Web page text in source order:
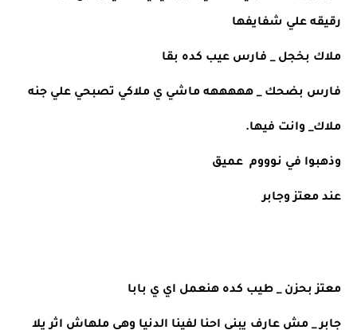
رقيقه علي شفايفها
ملاك بخجل _ فارس عيب كده بقا
فارس بضحك _ هههههه ماشي ي ملاكي تصبحي علي جنه
ملاك_ وانت فيها.
وذهبوا في نوووم  عميق
عند معتز وجابر
معتز بحزن _ طيب كده هنعمل اي ي بابا